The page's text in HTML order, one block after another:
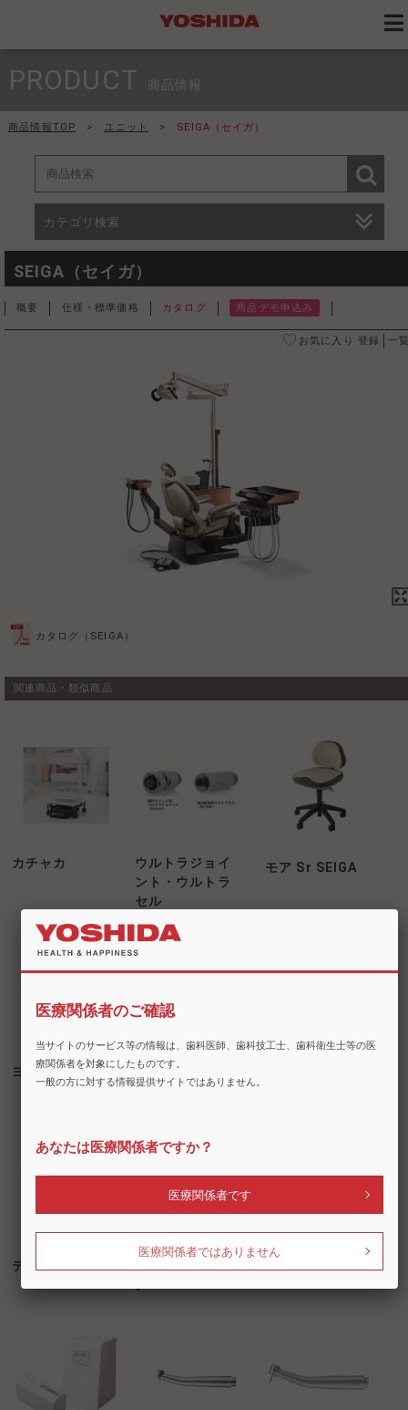
PRODUCT 商品情報
商品情報TOP > ユニット > SEIGA（セイガ）
カテゴリ検索
SEIGA（セイガ）
概要 仕様・標準価格 カタログ 商品デモ申込み
お気に入り 登録 一
カタログ（SEIGA）
関連商品・類似商品
カチャカ
ウルトラジョイ
ント・ウルトラ
セル
モア Sr SEIGA
ヨシダスプレー バイオクリーン
テーブルシート
ネクストビジョ
ン
フレッシュケア
＋
医療関係者のご確認
当サイトのサービス等の情報は、歯科医師、歯科技工士、歯科衛生士等の医
療関係者を対象にしたものです。
一般の方に対する情報提供サイトではありません。
あなたは医療関係者ですか？
医療関係者です
医療関係者ではありません